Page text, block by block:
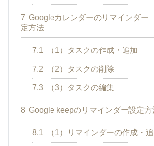
7 Googleカレンダーのリマインダー
定方法
7.1 （1）タスクの作成・追加
7.2 （2）タスクの削除
7.3 （3）タスクの編集
8 Google keepのリマインダー設定方
8.1 （1）リマインダーの作成・